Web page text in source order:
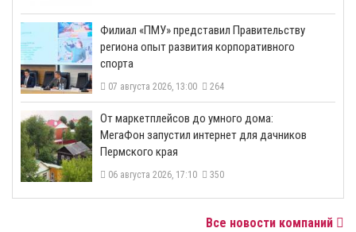
​Филиал «ПМУ» представил Правительству
региона опыт развития корпоративного
спорта
07 августа 2026, 13:00 264
От маркетплейсов до умного дома:
МегаФон запустил интернет для дачников
Пермского края
06 августа 2026, 17:10 350
Все новости компаний